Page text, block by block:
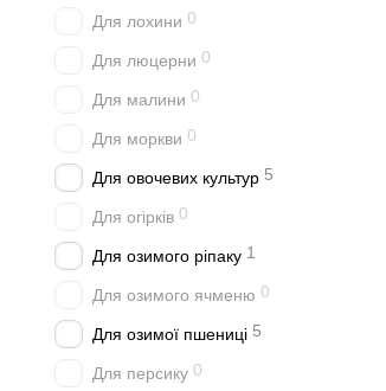
Для лохини 0
Для люцерни 0
Для малини 0
Для моркви 0
Для овочевих культур 5
Для огірків 0
Для озимого ріпаку 1
Для озимого ячменю 0
Для озимої пшениці 5
Для персику 0